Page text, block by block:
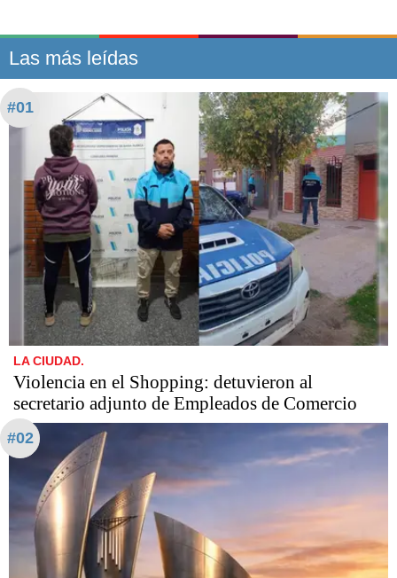
Las más leídas
#01
LA CIUDAD.
Violencia en el Shopping: detuvieron al
secretario adjunto de Empleados de Comercio
#02